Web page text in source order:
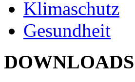
Klimaschutz
Gesundheit
DOWNLOADS